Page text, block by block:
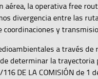
aérea, la operativa free
divergencia entre las
y
a través de
determinar la
116 DE LA COMISIÓN de 1